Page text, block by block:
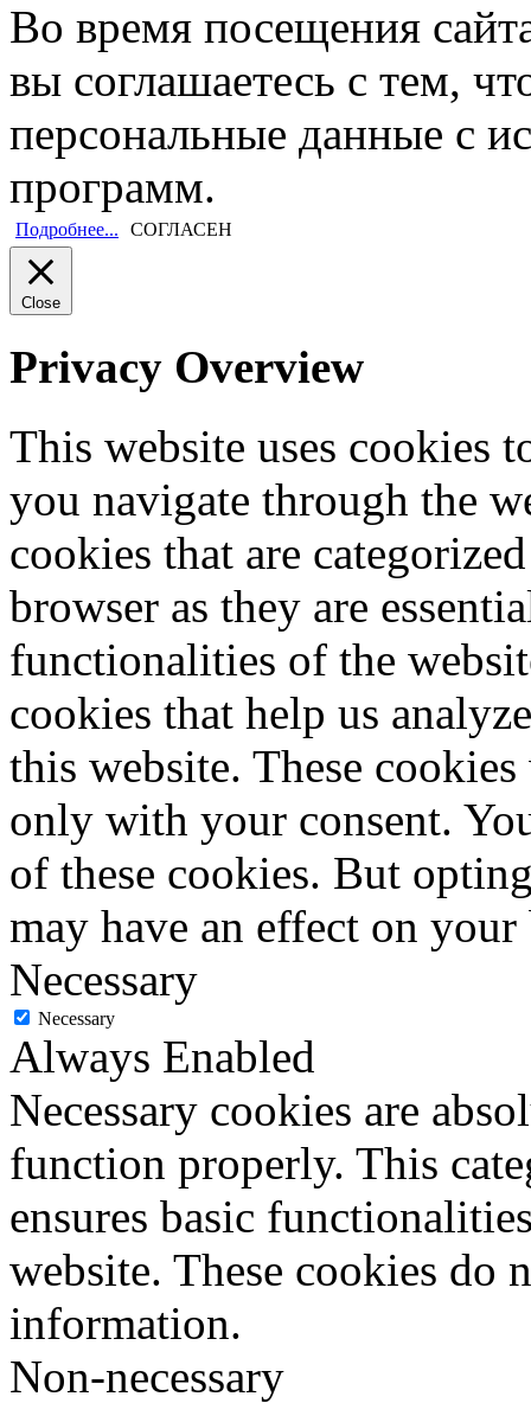
Во время посещения
вы соглашаетесь с тем,
персональные данные с
программ.
Подробнее... СОГЛАСЕН
Close
Privacy Overview
This website uses cookies
you navigate through the
cookies that are
browser as they are
functionalities of the
cookies that help us
this website. These
only with your consent.
of these cookies. But
may have an effect on
Necessary
Necessary
Always Enabled
Necessary cookies are
function properly. This
ensures basic
website. These cookies do
information.
Non-necessary